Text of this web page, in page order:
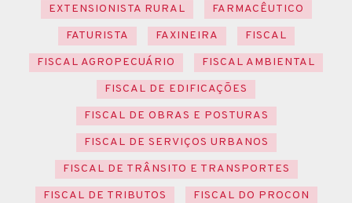
EXTENSIONISTA RURAL
FARMACÊUTICO
FATURISTA
FAXINEIRA
FISCAL
FISCAL AGROPECUÁRIO
FISCAL AMBIENTAL
FISCAL DE EDIFICAÇÕES
FISCAL DE OBRAS E POSTURAS
FISCAL DE SERVIÇOS URBANOS
FISCAL DE TRÂNSITO E TRANSPORTES
FISCAL DE TRIBUTOS
FISCAL DO PROCON